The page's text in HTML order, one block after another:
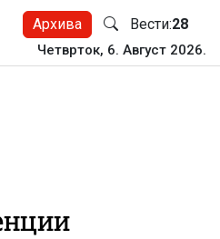
Архива Вести:28
Четврток, 6. Август 2026.